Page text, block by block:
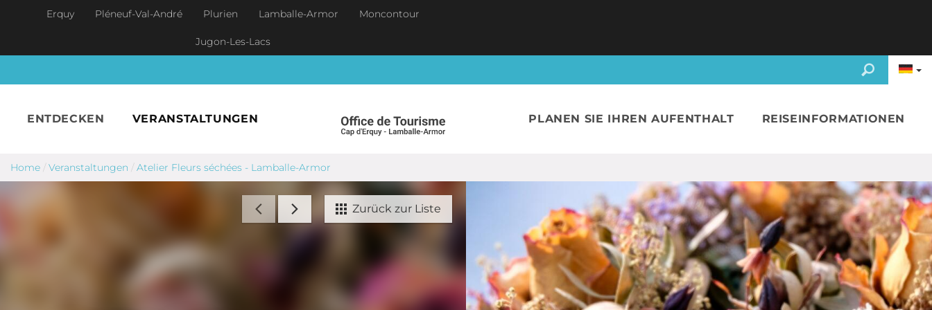
Skip to main content
Erquy Pléneuf-Val-André Plurien Lamballe-Armor Moncontour
Jugon-Les-Lacs
ENTDECKEN VERANSTALTUNGEN PLANEN SIE IHREN AUFENTHALT REISEINFORMATIONEN
Home / Veranstaltungen / Atelier Fleurs séchées - Lamballe-Armor
Zurück zur Liste